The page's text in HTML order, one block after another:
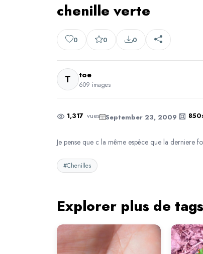
chenille verte
0 0 0
T toe
609 images
1,317 vues September 23, 2009
Je pense que c la même espèce que la derniere
#Chenilles
Explorer plus de tags